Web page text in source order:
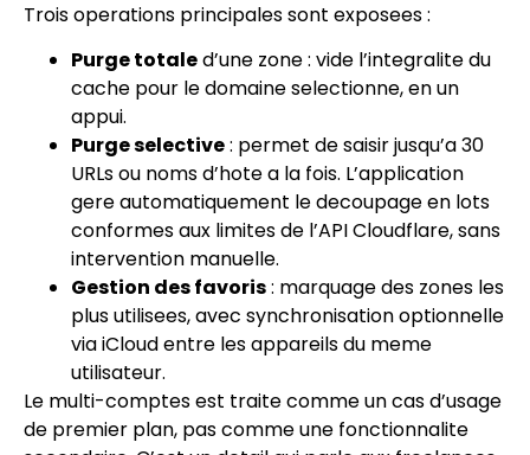
Trois operations principales sont exposees :
Purge totaled’une zone : vide l’integralite du
cache pour le domaine selectionne, en un
appui.
Purge selective: permet de saisir jusqu’a 30
URLs ou noms d’hote a la fois. L’application
gere automatiquement le decoupage en lots
conformes aux limites de l’API Cloudflare, sans
intervention manuelle.
Gestion des favoris: marquage des zones les
plus utilisees, avec synchronisation optionnelle
via iCloud entre les appareils du meme
utilisateur.
Le multi-comptes est traite comme un cas d’usage
de premier plan, pas comme une fonctionnalite